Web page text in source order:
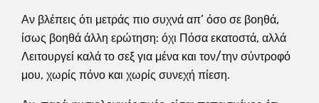
Αν βλέπεις ότι μετράς πιο συχνά απ’ όσο σε βοηθά,
ίσως βοηθά άλλη ερώτηση: όχι Πόσα εκατοστά, αλλά
Λειτουργεί καλά το σεξ για μένα και τον/την σύντροφό
μου, χωρίς πόνο και χωρίς συνεχή πίεση.